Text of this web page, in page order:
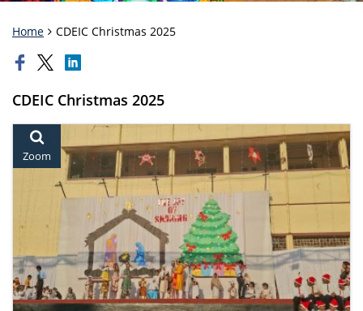
Home CDEIC Christmas 2025
CDEIC Christmas 2025
Zoom